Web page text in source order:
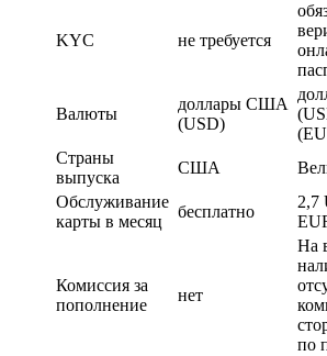
KYC не требуется
Валюты
доллары США
(USD)
Страны
выпуска
США
Обслуживание
карты в месяц
бесплатно
2,7
Комиссия за
пополнение
нет
На
по